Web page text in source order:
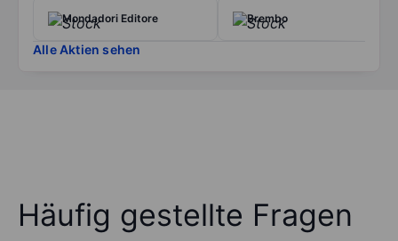
Mondadori Editore Brembo
Alle Aktien sehen
Häufig gestellte Fragen